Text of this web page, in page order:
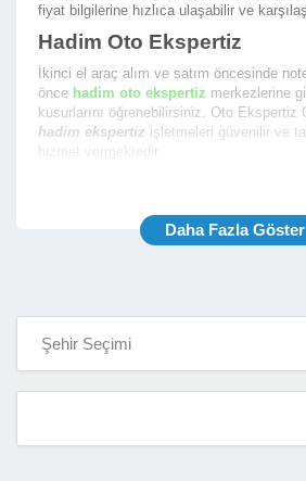
fiyat bilgilerine hızlıca ulaşabilir ve
Hadim Oto Ekspertiz
İkinci el araç alım ve satım öncesinde
önce hadim oto ekspertiz merkezlerine
kusurlarını öğrenebilirsiniz. Oto Ekspertiz
hadim ekspertiz işletmeleri güvenilir ve
hizmet vermektedir.
sunmaktayız. Oto Ekspertiz Online ile
firmasını bulmak çok kolay.
aşağıda yer alan bilgilerine kolaylıkla
hizmeti almak için randevu alabilirsiniz.
İşletme Telefon ve Yetkili Telefon
İşletme Açık Adresi ve Konum Bilgisi